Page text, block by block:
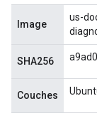
Image
us-
SHA256
Couches